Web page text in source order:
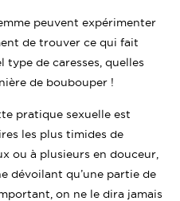
peuvent expérimenter
de trouver ce qui fait
de caresses, quelles
de boubouper !
pratique sexuelle est
les plus timides de
ou à plusieurs en douceur,
dévoilant qu’une partie de
on ne le dira jamais